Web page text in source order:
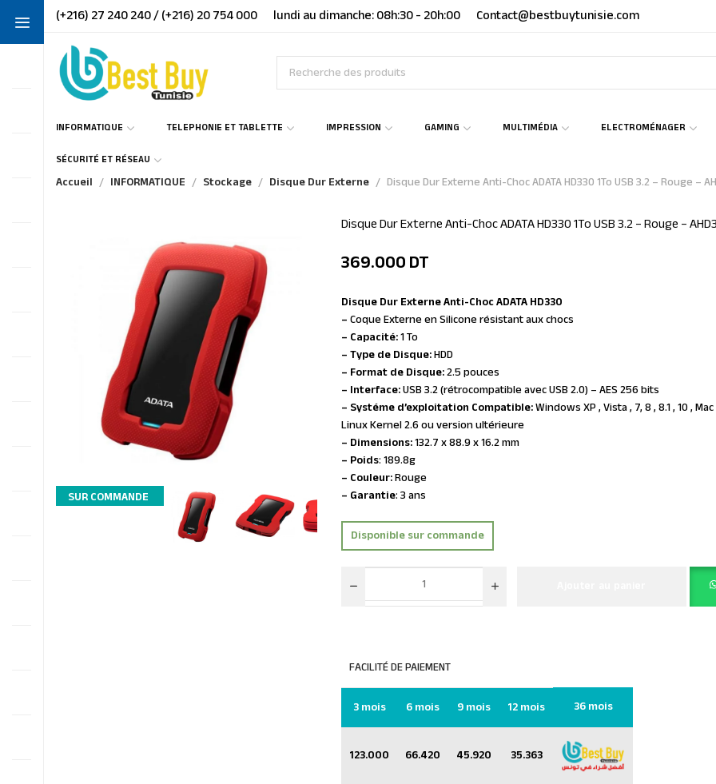
(+216) 27 240 240 / (+216) 20 754 000 lundi au dimanche: 08h:30 - 20h:00 Contact@bestbuytunisie.com
INFORMATIQUE TELEPHONIE ET TABLETTE IMPRESSION GAMING MULTIMÉDIA
ELECTROMÉNAGER
SÉCURITÉ ET RÉSEAU
Accueil INFORMATIQUE Stockage Disque Dur Externe Disque Dur Externe Anti-Choc ADATA HD330 1To USB 3.2 – Rouge –
SUR COMMANDE
Disque Dur Externe Anti-Choc ADATA HD330 1To USB 3.2 – Rouge –
369.000DT
Disque Dur Externe Anti-Choc ADATA HD330
–Coque Externe en Silicone résistant aux chocs
– Capacité:1 To
– Type de Disque:HDD
– Format de Disque:2.5 pouces
– Interface:USB 3.2 (rétrocompatible avec USB 2.0) – AES 256 bits
– Systéme d’exploitation Compatible:Windows XP , Vista , 7, 8 , 8.1 , 10 ,
Linux Kernel 2.6 ou version ultérieure
– Dimensions:132.7 x 88.9 x 16.2 mm
– Poids: 189.8g
– Couleur:Rouge
– Garantie: 3 ans
Disponible sur commande
FACILITÉ DE PAIEMENT
3 mois 6 mois 9 mois 12 mois 36 mois
123.000 66.420 45.920 35.363